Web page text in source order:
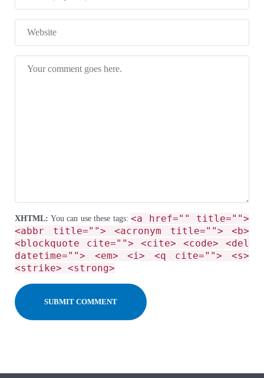
XHTML: You can use these tags: <a href="" title="">
<abbr title=""> <acronym title=""> <b>
<blockquote cite=""> <cite> <code> <del
datetime=""> <em> <i> <q cite=""> <s>
<strike> <strong>